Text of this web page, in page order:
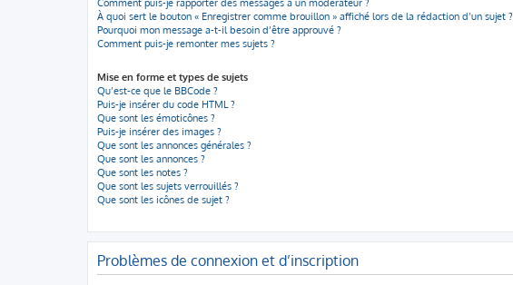
Comment puis-je rapporter des messages à un modérateur ?
À quoi sert le bouton « Enregistrer comme brouillon » affiché lors de la rédaction d’un sujet ?
Pourquoi mon message a-t-il besoin d’être approuvé ?
Comment puis-je remonter mes sujets ?
Mise en forme et types de sujets
Qu’est-ce que le BBCode ?
Puis-je insérer du code HTML ?
Que sont les émoticônes ?
Puis-je insérer des images ?
Que sont les annonces générales ?
Que sont les annonces ?
Que sont les notes ?
Que sont les sujets verrouillés ?
Que sont les icônes de sujet ?
Problèmes de connexion et d’inscription